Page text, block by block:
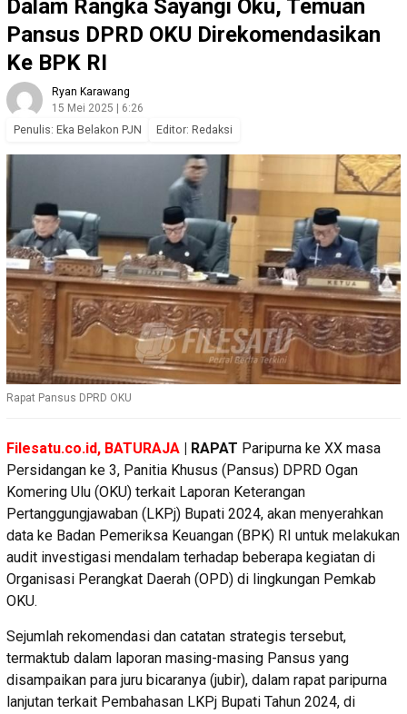
Dalam Rangka Sayangi Oku, Temuan
Pansus DPRD OKU Direkomendasikan
Ke BPK RI
Ryan Karawang
15 Mei 2025 | 6:26
Penulis: Eka Belakon PJN Editor: Redaksi
Rapat Pansus DPRD OKU
Filesatu.co.id, BATURAJA | RAPAT Paripurna ke XX masa
Persidangan ke 3, Panitia Khusus (Pansus) DPRD Ogan
Komering Ulu (OKU) terkait Laporan Keterangan
Pertanggungjawaban (LKPj) Bupati 2024, akan menyerahkan
data ke Badan Pemeriksa Keuangan (BPK) RI untuk melakukan
audit investigasi mendalam terhadap beberapa kegiatan di
Organisasi Perangkat Daerah (OPD) di lingkungan Pemkab
OKU.
Sejumlah rekomendasi dan catatan strategis tersebut,
termaktub dalam laporan masing-masing Pansus yang
disampaikan para juru bicaranya (jubir), dalam rapat paripurna
lanjutan terkait Pembahasan LKPj Bupati Tahun 2024, di